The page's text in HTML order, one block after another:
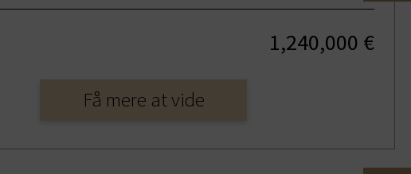
1,240,000 €
Få mere at vide